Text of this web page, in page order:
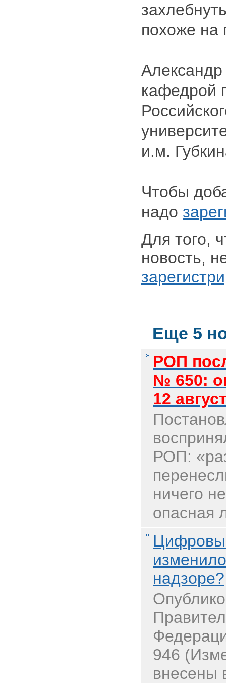
похоже на
кафедрой
и.м.
Чтобы
надо
Для того,
новость,
Еще 5
РОП
№ 650:
12
РОП:
ничего
опасная
надзоре?
946
внесены